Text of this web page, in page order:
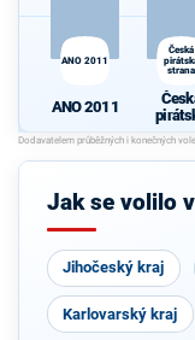
ANO 2011
ANO 2011
Česká
strana
Jak se volilo
Jihočeský kraj
Karlovarský kraj